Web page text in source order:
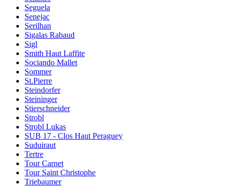
Seguela
Senejac
Serilhan
Sigalas Rabaud
Sigl
Smith Haut Laffite
Sociando Mallet
Sommer
St.Pierre
Steindorfer
Steininger
Stierschneider
Strobl
Strobl Lukas
SUB 17 - Clos Haut Peraguey
Suduiraut
Tertre
Tour Carnet
Tour Saint Christophe
Triebaumer